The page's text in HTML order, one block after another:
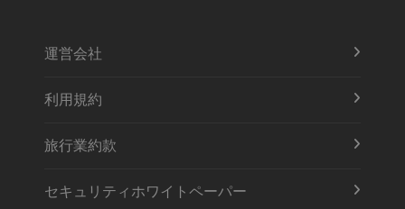
運営会社
利用規約
旅行業約款
セキュリティホワイトペーパー